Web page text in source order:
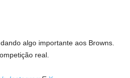
algo importante aos Browns.
real.